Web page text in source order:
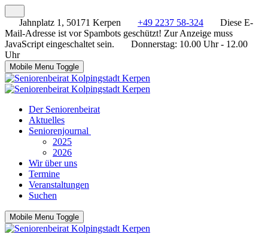
Jahnplatz 1, 50171 Kerpen +49 2237 58-324
Diese E-
Mail-Adresse ist vor Spambots geschützt! Zur Anzeige muss
JavaScript eingeschaltet sein.
Donnerstag: 10.00 Uhr - 12.00
Uhr
Mobile Menu Toggle
Der Seniorenbeirat
Aktuelles
Seniorenjournal
2025
2026
Wir über uns
Termine
Veranstaltungen
Suchen
Mobile Menu Toggle